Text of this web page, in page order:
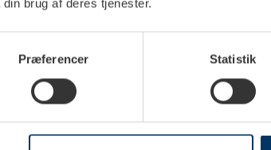
brug af deres tjenester.
Præferencer Statistik